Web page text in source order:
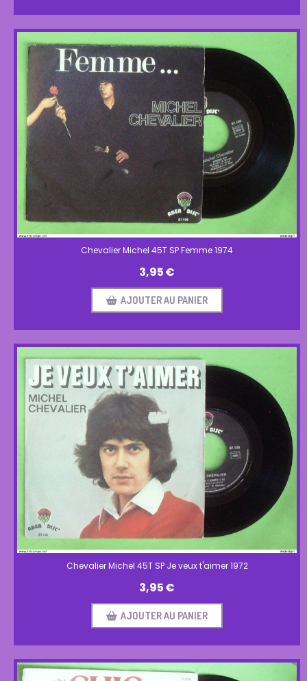
Chevalier Michel 45T SP Femme 1974
3,95€
AJOUTER AU PANIER
Chevalier Michel 45T SP Je veux t'aimer 1972
3,95€
AJOUTER AU PANIER